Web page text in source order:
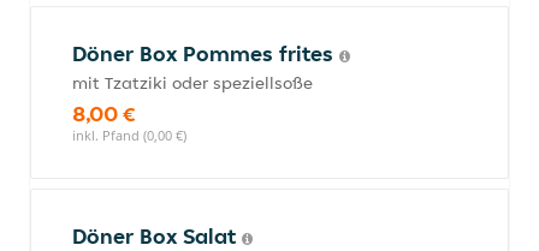
Döner Box Pommes frites
mit Tzatziki oder speziellsoße
8,00 €
inkl. Pfand (0,00 €)
Döner Box Salat